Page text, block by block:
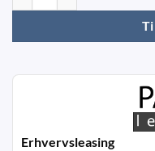
Erhvervsleasing